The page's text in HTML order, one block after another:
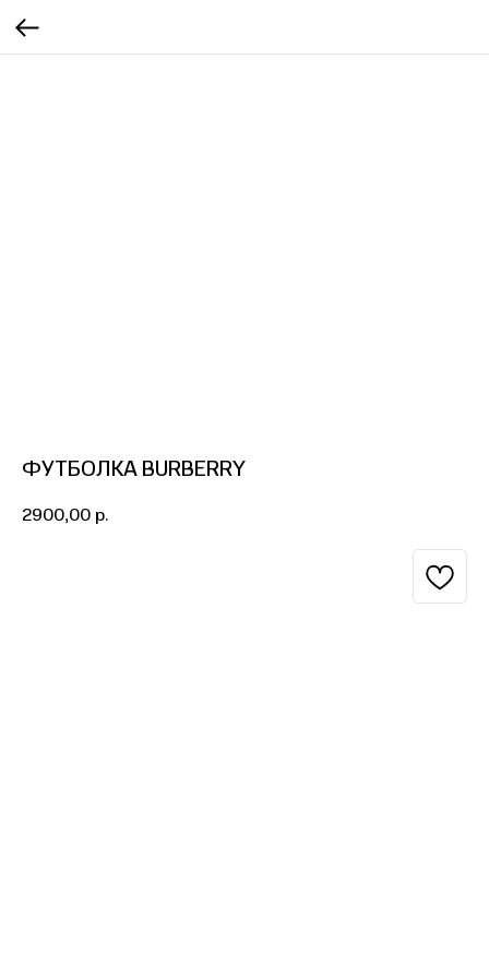
ФУТБОЛКА BURBERRY
2900,00 р.